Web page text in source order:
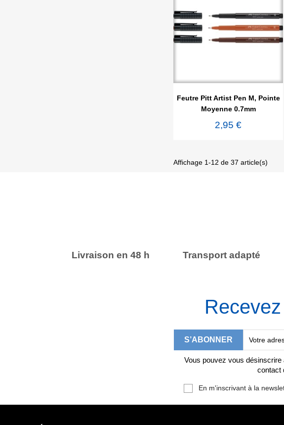

Feutre Pitt Artist Pen M, Pointe
Moyenne 0.7mm
2,95 €
Affichage 1-12 de 37 article(s)
Livraison en 48 h Transport adapté
Vous pouvez vous
contact
En m'inscrivant à la